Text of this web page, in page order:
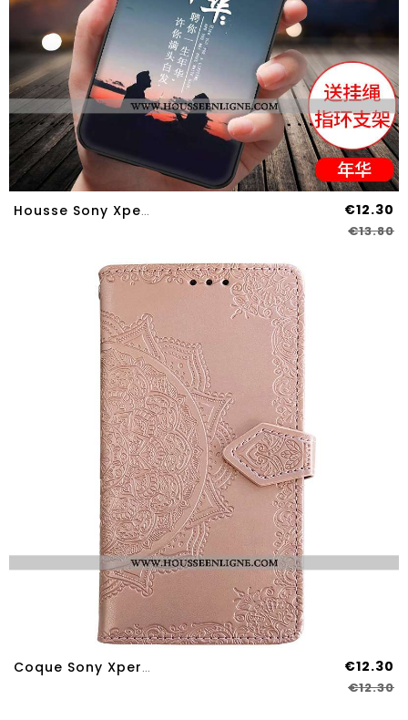
Housse Sony Xperia L4 Personnalité Silicone Coque Bleu Marin Incassable Tout Compris Peinture Bleu F €12.30
€13.80
Coque Sony Xperia L4 Créatif Gaufrage Portefeuille Personnalité Cuir Net Rouge Rose €12.30
€12.30